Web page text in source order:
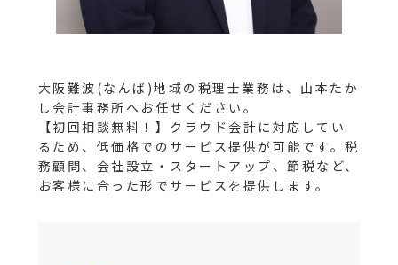
大阪難波(なんば)地域の税理士業務は、山本たか
し会計事務所へお任せください。
【初回相談無料！】クラウド会計に対応してい
るため、低価格でのサービス提供が可能です。税
務顧問、会社設立・スタートアップ、節税など、
お客様に合った形でサービスを提供します。